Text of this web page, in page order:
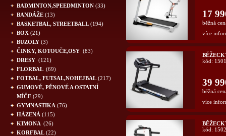
BADMINTON,SPEEDMINTON (33)
BANDÁŽE (13)
BASKETBAL, STREETBALL (194)
BOX (21)
BUZOLY (3)
ČINKY, KOTOUČE,OSY (83)
DRESY (121)
FLORBAL (69)
FOTBAL, FUTSAL,NOHEJBAL (217)
GUMOVÉ, PĚNOVÉ A OSTATNÍ
MÍČE (29)
GYMNASTIKA (76)
HÁZENÁ (115)
KIMONA (26)
KORFBAL (22)
17
běžná
více
kód:
39
běžná
více
kód: